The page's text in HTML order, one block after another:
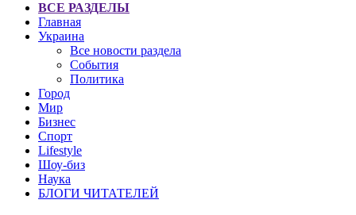
ВСЕ РАЗДЕЛЫ
Главная
Украина
Все новости раздела
События
Политика
Город
Мир
Бизнес
Спорт
Lifestyle
Шоу-биз
Наука
БЛОГИ ЧИТАТЕЛЕЙ